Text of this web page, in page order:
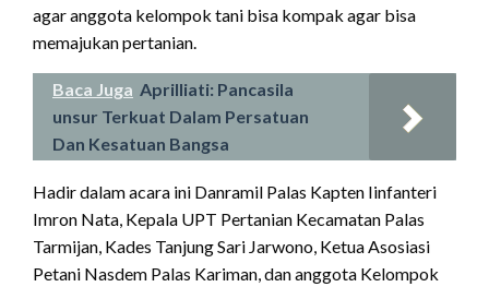
agar anggota kelompok tani bisa kompak agar bisa
memajukan pertanian.
Baca Juga Aprilliati: Pancasila
unsur Terkuat Dalam Persatuan
Dan Kesatuan Bangsa
Hadir dalam acara ini Danramil Palas Kapten Iinfanteri
Imron Nata, Kepala UPT Pertanian Kecamatan Palas
Tarmijan, Kades Tanjung Sari Jarwono, Ketua Asosiasi
Petani Nasdem Palas Kariman, dan anggota Kelompok